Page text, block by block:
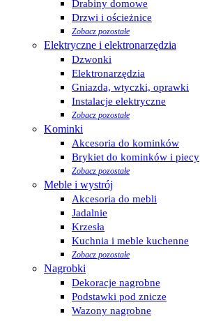
Drabiny domowe
Drzwi i ościeżnice
Zobacz pozostałe
Elektryczne i elektronarzędzia
Dzwonki
Elektronarzędzia
Gniazda, wtyczki, oprawki
Instalacje elektryczne
Zobacz pozostałe
Kominki
Akcesoria do kominków
Brykiet do kominków i piecy
Zobacz pozostałe
Meble i wystrój
Akcesoria do mebli
Jadalnie
Krzesła
Kuchnia i meble kuchenne
Zobacz pozostałe
Nagrobki
Dekoracje nagrobne
Podstawki pod znicze
Wazony nagrobne